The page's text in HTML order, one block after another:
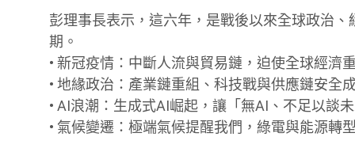
彭理事長表示，這六年，是戰後以來全球政治
期。
• 新冠疫情：中斷人流與貿易鏈，迫使全球經濟
• 地緣政治：產業鏈重組、科技戰與供應鏈安全
• AI浪潮：生成式AI崛起，讓「無AI、不足以談
• 氣候變遷：極端氣候提醒我們，綠電與能源轉